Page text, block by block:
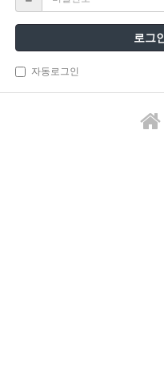
로그인
자동로그인